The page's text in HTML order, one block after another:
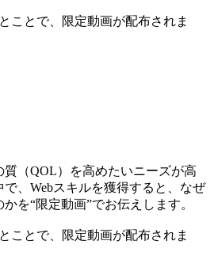
ことで、限定動画が配布されま
（QOL）を高めたいニーズが高
、Webスキルを獲得すると、なぜ
を“限定動画”でお伝えします。
ことで、限定動画が配布されま